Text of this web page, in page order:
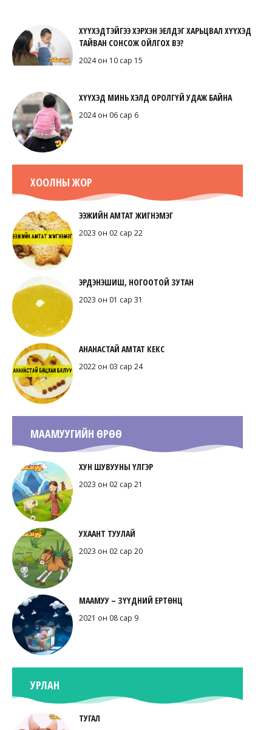
ХҮҮХЭДТЭЙГЭЭ ХЭРХЭН ЭЕЛДЭГ ХАРЬЦВАЛ ХҮҮХЭД
ТАЙВАН СОНСОЖ ОЙЛГОХ ВЭ?
2024 он 10 сар 15
ХҮҮХЭД МИНЬ ХЭЛД ОРОЛГҮЙ УДАЖ БАЙНА
2024 он 06 сар 6
ХООЛНЫ ЖОР
ЭЭЖИЙН АМТАТ ЖИГНЭМЭГ
2023 он 02 сар 22
ЭРДЭНЭШИШ, НОГООТОЙ ЗУТАН
2023 он 01 сар 31
АНАНАСТАЙ АМТАТ КЕКС
2022 он 03 сар 24
МААМУУГИЙН ӨРӨӨ
ХУН ШУВУУНЫ ҮЛГЭР
2023 он 02 сар 21
УХААНТ ТУУЛАЙ
2023 он 02 сар 20
МААМУУ – ЗҮҮДНИЙ ЕРТӨНЦ
2021 он 08 сар 9
УРЛАН
ТУГАЛ